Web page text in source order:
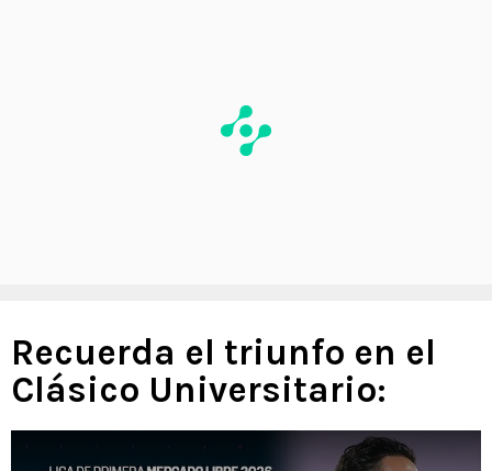
Recuerda el triunfo en el
Clásico Universitario: